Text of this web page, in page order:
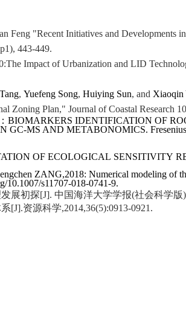
Feng "Recent Initiatives and Developments
443-449.
The Impact of Urbanization and LID
, Yuefeng Song, Huiying Sun, and Xiaoqin
Zoning Plan," Journal of Coastal Research
： BIOMARKERS IDENTIFICATION OF
GC-MS AND METABONOMICS.
OF ECOLOGICAL SENSITIVITY
ZANG,2018: Numerical modeling of
10.1007/s11707-018-0741-9.
展初探[J]. 中国海洋大学学报(社会科学版
[J].资源科学,2014,36(5):0913-0921 .